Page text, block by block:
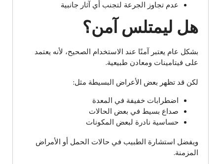
عدم تجاوز الجرعة لتجنب أي آثار جانبية
هل ليمتلس آمن؟
بشكل عام يعتبر آمنًا عند الاستخدام الصحيح، لأنه يعتمد
على فيتامينات ومعادن طبيعية.
لكن قد تظهر بعض الأعراض البسيطة مثل:
اضطرابات خفيفة في المعدة
صداع بسيط في بعض الحالات
حساسية نادرة لبعض المكونات
ويفضل استشارة الطبيب في حالات الحمل أو الأمراض
المزمنة.